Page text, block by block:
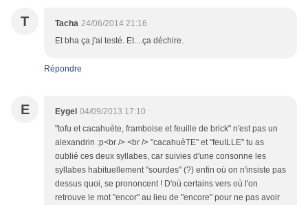
T Tacha 24/06/2014 21:16
Et bha ça j'ai testé. Et....ça déchire.
Répondre
E Eygel 04/09/2013 17:10
"tofu et cacahuète, framboise et feuille de brick" n'est pas un
alexandrin :p<br /> <br /> "cacahuèTE" et "feuILLE" tu as
oublié ces deux syllabes, car suivies d'une consonne les
syllabes habituellement "sourdes" (?) enfin où on n'insiste pas
dessus quoi, se prononcent ! D'où certains vers où l'on
retrouve le mot "encor" au lieu de "encore" pour ne pas avoir